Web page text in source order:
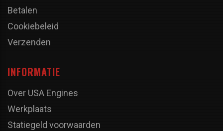
Betalen
Cookiebeleid
Verzenden
INFORMATIE
Over USA Engines
Werkplaats
Statiegeld voorwaarden